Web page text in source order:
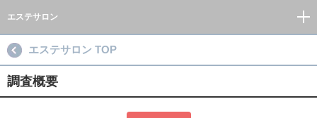
エステサロン
エステサロン TOP
調査概要